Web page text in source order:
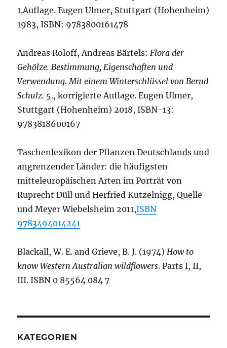
1.Auflage. Eugen Ulmer, Stuttgart (Hohenheim)
1983, ISBN: 9783800161478
Andreas Roloff, Andreas Bärtels:Flora der
Gehölze. Bestimmung, Eigenschaften und
Verwendung. Mit einem Winterschlüssel von Bernd
Schulz. 5., korrigierte Auflage. Eugen Ulmer,
Stuttgart (Hohenheim) 2018, ISBN-13:
9783818600167
Taschenlexikon der Pflanzen Deutschlands und
angrenzender Länder: die häufigsten
mitteleuropäischen Arten im Porträt von
Ruprecht Düll und Herfried Kutzelnigg, Quelle
und Meyer Wiebelsheim 2011,ISBN
9783494014241
Blackall, W. E. and Grieve, B. J. (1974)How to
know Western Australian wildflowers. Parts I, II,
III. ISBN 0 85564 084 7
KATEGORIEN